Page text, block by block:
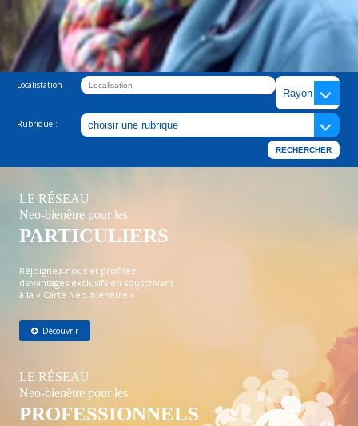
Localistation :
Rubrique :
LE RÉSEAU
Neo-bienêtre pour les
PARTICULIERS
Réjoignez-nous et profitez
d’avantages exclusifs en souscrivant
à la « Carte Neo-bienêtre »
Découvrir
LE RÉSEAU
Neo-bienêtre pour les
PROFESSIONNELS